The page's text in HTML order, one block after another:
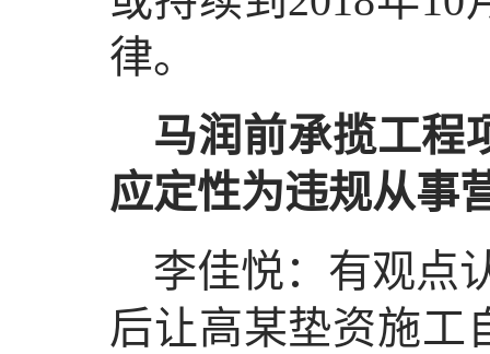
律。
马润前承揽工程
应定性为违规从事
李佳悦：有观点
后让高某垫资施工